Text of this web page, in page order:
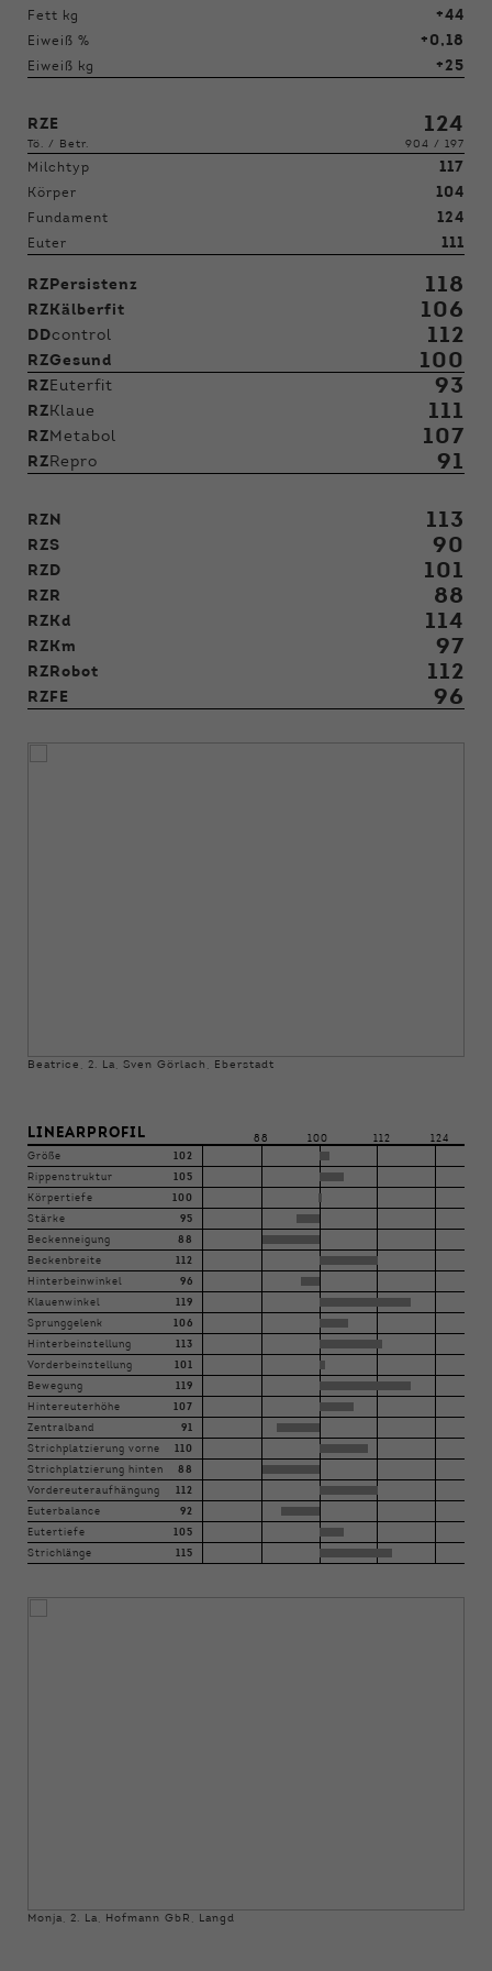
Fett kg +44
Eiweiß % +0,18
Eiweiß kg +25
RZE 124
Tö. / Betr. 904 / 197
Milchtyp 117
Körper 104
Fundament 124
Euter 111
RZPersistenz 118
RZKälberfit 106
DDcontrol 112
RZGesund 100
RZEuterfit 93
RZKlaue 111
RZMetabol 107
RZRepro 91
RZN 113
RZS 90
RZD 101
RZR 88
RZKd 114
RZKm 97
RZRobot 112
RZFE 96
Beatrice, 2. La, Sven Görlach, Eberstadt
LINEARPROFIL 88 100 112
124
Größe
102
Rippenstruktur 105
Körpertiefe 100
Stärke 95
Beckenneigung 88
Beckenbreite 112
Hinterbeinwinkel 96
Klauenwinkel 119
Sprunggelenk 106
Hinterbeinstellung 113
Vorderbeinstellung 101
Bewegung 119
Hintereuterhöhe 107
Zentralband 91
Strichplatzierung vorne 110
Strichplatzierung hinten 88
Vordereuteraufhängung 112
Euterbalance 92
Eutertiefe 105
Strichlänge 115
Monja, 2. La, Hofmann GbR, Langd